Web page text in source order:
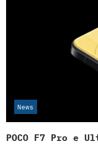
News
POCO F7 Pro